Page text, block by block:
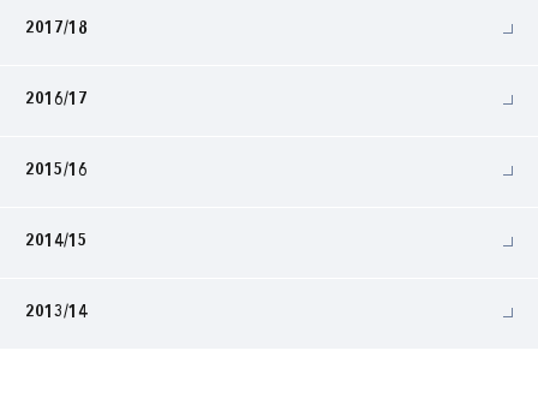
2017/18
2016/17
2015/16
2014/15
2013/14